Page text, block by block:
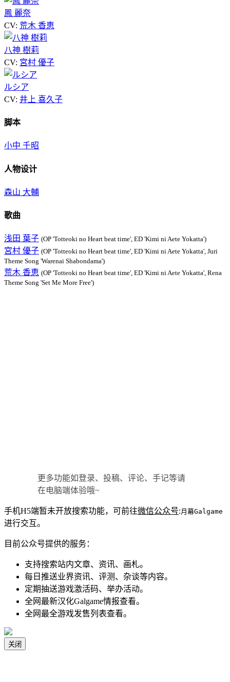
鳳 麗奈
CV: 荒木 香恵
八神 樹莉
CV: 宮村 優子
ルシア
CV: 井上 喜久子
脚本
小中 千昭
人物设计
森山 大輔
歌曲
浅田 葉子 (OP 'Totteoki no Heart beat time', ED 'Kimi ni Aete Yokatta')
宮村 優子 (OP 'Totteoki no Heart beat time', ED 'Kimi ni Aete Yokatta', Juri
Theme Song 'Warenai Shabondama')
荒木 香恵 (OP 'Totteoki no Heart beat time', ED 'Kimi ni Aete Yokatta', Rena
Theme Song 'Set Me More Free')
更多功能如登录、投稿、评论、手记等请
在电脑端体验哦~
手机H5端暂未开放搜索功能，可前往微信公众号: 月幕Galgame
进行交互。
目前公众号提供的服务：
支持搜索站内文章、资讯、画札。
每日推送业界资讯、评测、杂谈等内容。
定期抽送游戏激活码、举办活动。
全网最新汉化Galgame情报查看。
全网最全游戏发售列表查看。
关闭